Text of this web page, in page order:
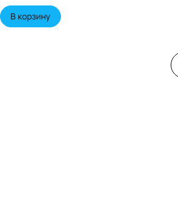
В корзину